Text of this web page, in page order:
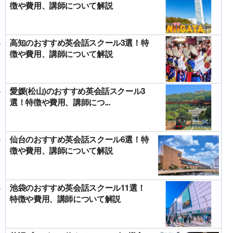
徴や費用、講師について解説
高知のおすすめ英会話スクール3選！特
徴や費用、講師について解説
愛媛(松山)のおすすめ英会話スクール3
選！特徴や費用、講師につ...
仙台のおすすめ英会話スクール6選！特
徴や費用、講師について解説
池袋のおすすめ英会話スクール11選！
特徴や費用、講師について解説